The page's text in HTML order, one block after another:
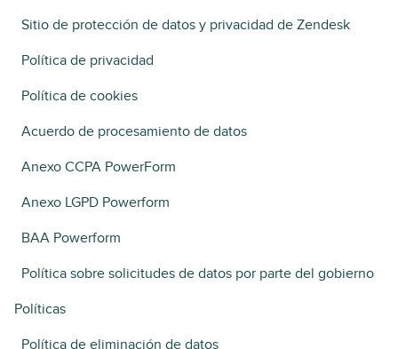
Sitio de protección de datos y privacidad de Zendesk
Política de privacidad
Política de cookies
Acuerdo de procesamiento de datos
Anexo CCPA PowerForm
Anexo LGPD Powerform
BAA Powerform
Política sobre solicitudes de datos por parte del gobierno
Políticas
Política de eliminación de datos